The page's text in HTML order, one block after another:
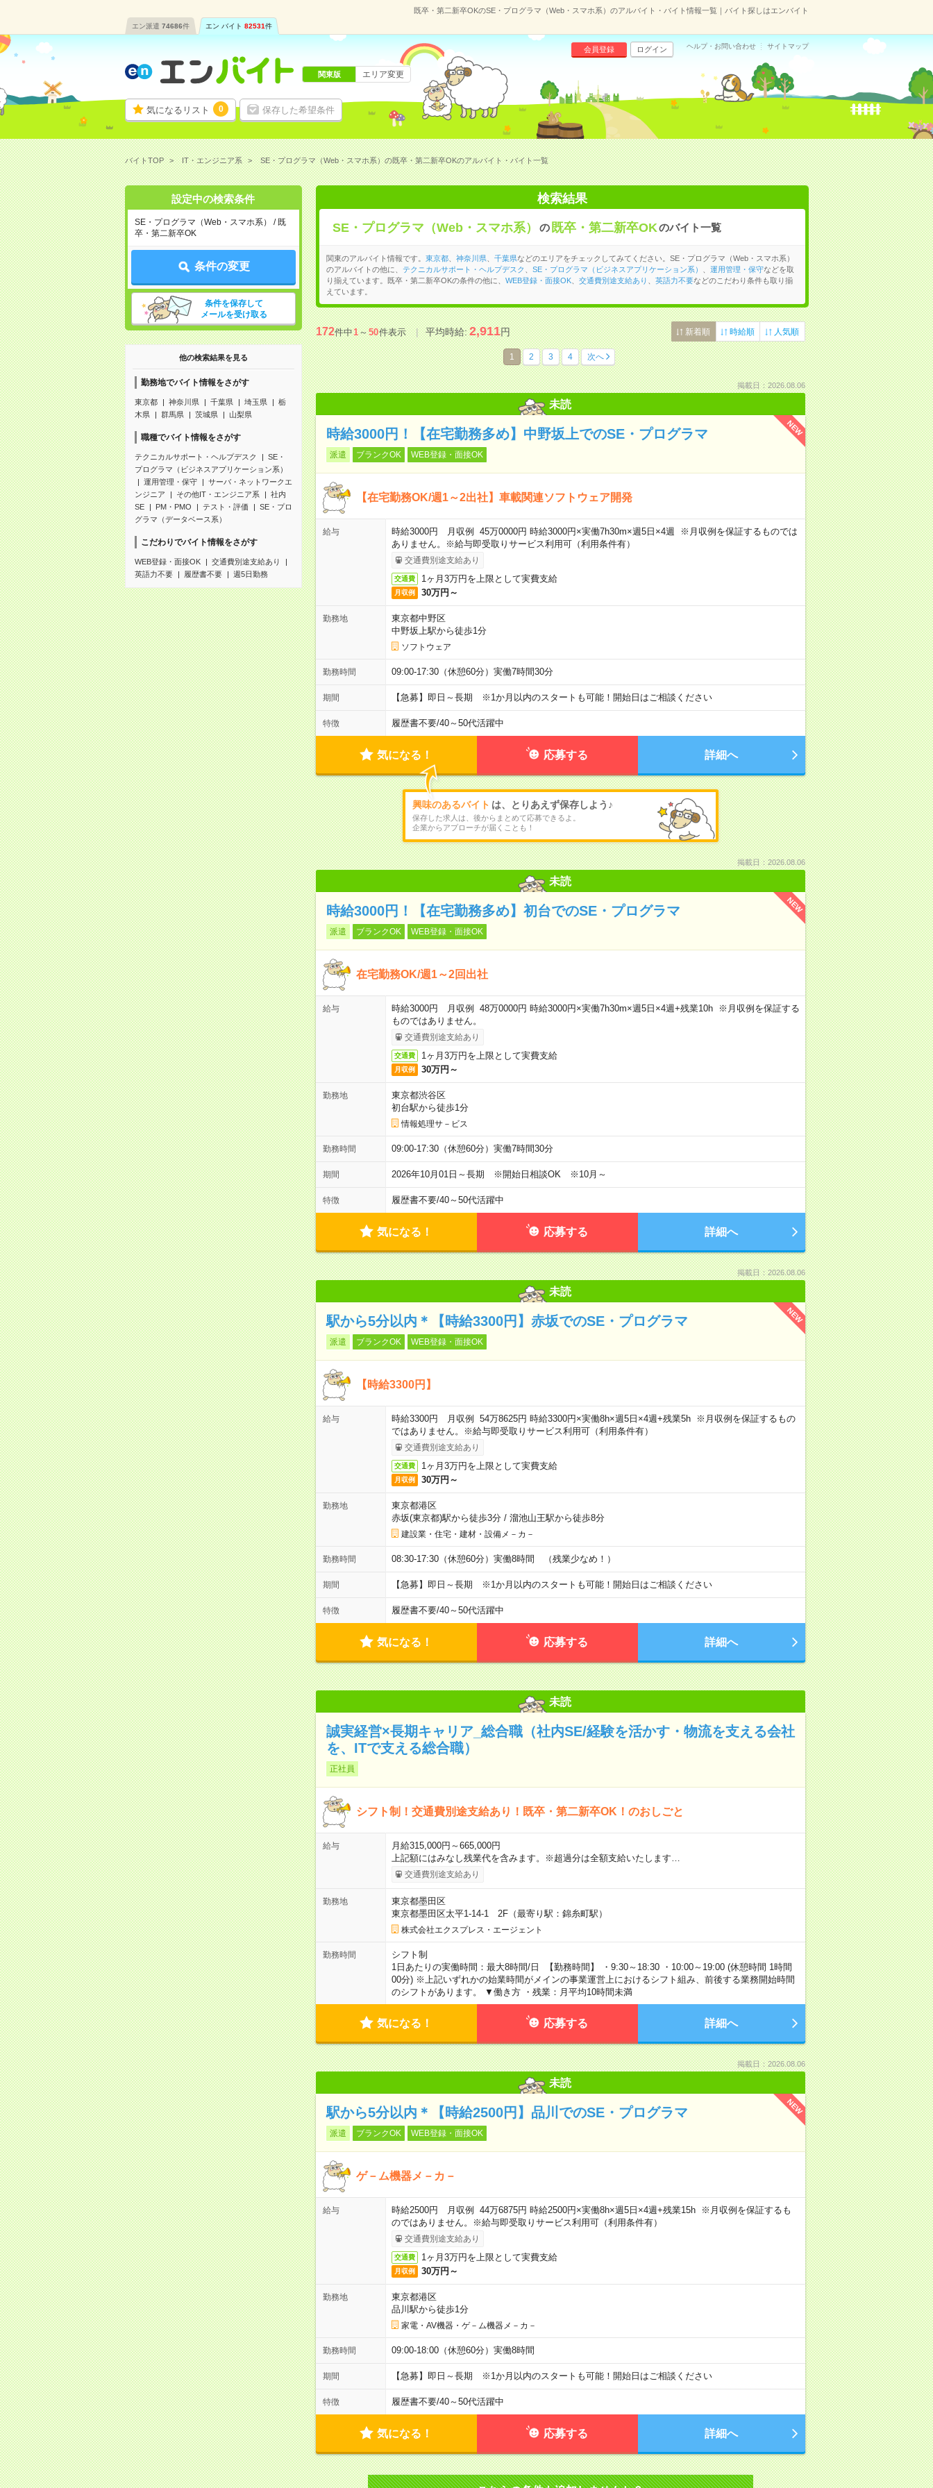
既卒・第二新卒OKのSE・プログラマ（Web・スマホ系）のアルバイト・バイト情報一覧｜バイト探しはエンバイト
エン派遣 74686件 エン バイト 82531件
気になるリスト 0 保存した希望条件
会員登録 ログイン ヘルプ・お問い合わせ サイトマップ
関東版 エリア変更
バイトTOP IT・エンジニア系 SE・プログラマ（Web・スマホ系）の既卒・第二新卒OKのアルバイト・バイト一覧
設定中の検索条件
SE・プログラマ（Web・スマホ系） / 既
卒・第二新卒OK
条件の変更
条件を保存して
メールを受け取る
他の検索結果を見る
勤務地でバイト情報をさがす
東京都 神奈川県 千葉県 埼玉県
栃
木県
群馬県 茨城県 山梨県
職種でバイト情報をさがす
テクニカルサポート・ヘルプデスク
SE・
プログラマ（ビジネスアプリケーション系）
運用管理・保守
サーバ・ネットワークエ
ンジニア
その他IT・エンジニア系
社内
SE
PM・PMO テスト・評価
SE・プロ
グラマ（データベース系）
こだわりでバイト情報をさがす
WEB登録・面接OK
交通費別途支給あり
英語力不要
履歴書不要 週5日勤務
検索結果
SE・プログラマ（Web・スマホ系） の 既卒・第二新卒OKのバイト一覧
関東のアルバイト情報です。 東京都、 神奈川県、 千葉県などのエリアをチェックしてみてください。SE・プログラマ（Web・スマホ系）
のアルバイトの他に、 テクニカルサポート・ヘルプデスク SE・プログラマ（ビジネスアプリケーション系） 運用管理・保守などを取
り揃えています。既卒・第二新卒OKの条件の他に、 WEB登録・面接OK、 交通費別途支給あり 英語力不要などのこだわり条件も取り揃
えています。
172件中1～50件表示 平均時給:2,911円 新着順 時給順 人気順
1 2 3 4 次へ
掲載日：2026.08.06
未読
NEW
時給3000円！【在宅勤務多め】中野坂上でのSE・プログラマ
派遣 ブランクOK WEB登録・面接OK
【在宅勤務OK/週1～2出社】車載関連ソフトウェア開発
給与
時給3000円 月収例 45万0000円 時給3000円×実働7h30m×週5日×4週 ※月収例を保証するものでは
ありません。※給与即受取りサービス利用可（利用条件有）
交通費別途支給あり
交通費 1ヶ月3万円を上限として実費支給
月収例 30万円～
勤務地
東京都中野区
中野坂上駅から徒歩1分
ソフトウェア
勤務時間 09:00-17:30（休憩60分）実働7時間30分
期間 【急募】即日～長期 ※1か月以内のスタートも可能！開始日はご相談ください
特徴 履歴書不要/40～50代活躍中
気になる！ 応募する 詳細へ
興味のあるバイト は、とりあえず保存しよう♪
保存した求人は、後からまとめて応募できるよ。
企業からアプローチが届くことも！
掲載日：2026.08.06
未読
NEW
時給3000円！【在宅勤務多め】初台でのSE・プログラマ
派遣 ブランクOK WEB登録・面接OK
在宅勤務OK/週1～2回出社
給与
時給3000円 月収例 48万0000円 時給3000円×実働7h30m×週5日×4週+残業10h ※月収例を保証する
ものではありません。
交通費別途支給あり
交通費 1ヶ月3万円を上限として実費支給
月収例 30万円～
勤務地
東京都渋谷区
初台駅から徒歩1分
情報処理サ－ビス
勤務時間 09:00-17:30（休憩60分）実働7時間30分
期間 2026年10月01日～長期 ※開始日相談OK ※10月～
特徴 履歴書不要/40～50代活躍中
気になる！ 応募する 詳細へ
掲載日：2026.08.06
未読
NEW
駅から5分以内＊【時給3300円】赤坂でのSE・プログラマ
派遣 ブランクOK WEB登録・面接OK
【時給3300円】
給与
時給3300円 月収例 54万8625円 時給3300円×実働8h×週5日×4週+残業5h ※月収例を保証するもの
ではありません。※給与即受取りサービス利用可（利用条件有）
交通費別途支給あり
交通費 1ヶ月3万円を上限として実費支給
月収例 30万円～
勤務地
東京都港区
赤坂(東京都)駅から徒歩3分/ 溜池山王駅から徒歩8分
建設業・住宅・建材・設備メ－カ－
勤務時間 08:30-17:30（休憩60分）実働8時間 （残業少なめ！）
期間 【急募】即日～長期 ※1か月以内のスタートも可能！開始日はご相談ください
特徴 履歴書不要/40～50代活躍中
気になる！ 応募する 詳細へ
未読
誠実経営×長期キャリア_総合職（社内SE/経験を活かす・物流を支える会社
を、ITで支える総合職）
正社員
シフト制！交通費別途支給あり！既卒・第二新卒OK！のおしごと
給与
月給315,000円～665,000円
上記額にはみなし残業代を含みます。※超過分は全額支給いたします…
交通費別途支給あり
勤務地
東京都墨田区
東京都墨田区太平1-14-1 2F（最寄り駅：錦糸町駅）
株式会社エクスプレス・エージェント
勤務時間
シフト制
1日あたりの実働時間：最大8時間/日 【勤務時間】 ・9:30～18:30 ・10:00～19:00 (休憩時間 1時間
00分) ※上記いずれかの始業時間がメインの事業運営上におけるシフト組み、前後する業務開始時間
のシフトがあります。 ▼働き方 ・残業：月平均10時間未満
気になる！ 応募する 詳細へ
掲載日：2026.08.06
未読
NEW
駅から5分以内＊【時給2500円】品川でのSE・プログラマ
派遣 ブランクOK WEB登録・面接OK
ゲ－ム機器メ－カ－
給与
時給2500円 月収例 44万6875円 時給2500円×実働8h×週5日×4週+残業15h ※月収例を保証するも
のではありません。※給与即受取りサービス利用可（利用条件有）
交通費別途支給あり
交通費 1ヶ月3万円を上限として実費支給
月収例 30万円～
勤務地
東京都港区
品川駅から徒歩1分
家電・AV機器・ゲ－ム機器メ－カ－
勤務時間 09:00-18:00（休憩60分）実働8時間
期間 【急募】即日～長期 ※1か月以内のスタートも可能！開始日はご相談ください
特徴 履歴書不要/40～50代活躍中
気になる！ 応募する 詳細へ